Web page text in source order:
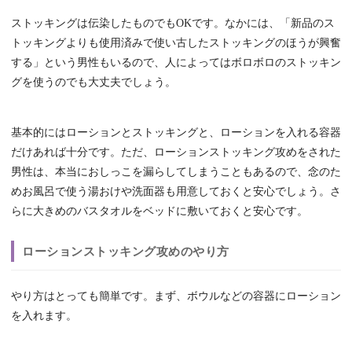
ストッキングは伝染したものでもOKです。なかには、「新品のス
トッキングよりも使用済みで使い古したストッキングのほうが興奮
する」という男性もいるので、人によってはボロボロのストッキン
グを使うのでも大丈夫でしょう。
基本的にはローションとストッキングと、ローションを入れる容器
だけあれば十分です。ただ、ローションストッキング攻めをされた
男性は、本当におしっこを漏らしてしまうこともあるので、念のた
めお風呂で使う湯おけや洗面器も用意しておくと安心でしょう。さ
らに大きめのバスタオルをベッドに敷いておくと安心です。
ローションストッキング攻めのやり方
やり方はとっても簡単です。まず、ボウルなどの容器にローション
を入れます。